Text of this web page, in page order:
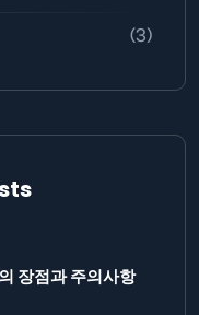
(3)
장점과 주의사항